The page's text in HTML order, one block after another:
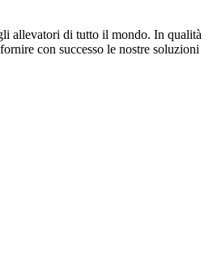
allevatori di tutto il mondo. In qualità
con successo le nostre soluzioni